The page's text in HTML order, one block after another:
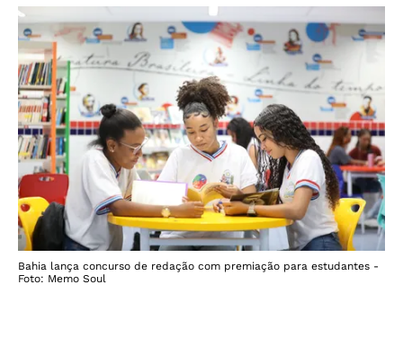
Bahia lança concurso de redação com premiação para estudantes -
Foto: Memo Soul